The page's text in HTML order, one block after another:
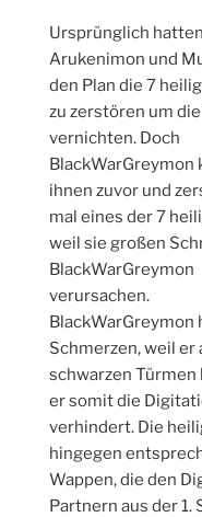
Email:
Die Emailadresse
Ursprünglich hatten
Arukenimon und
den Plan die 7
zu zerstören um
vernichten. Doch
BlackWarGreymon
ihnen zuvor und
mal eines der 7
weil sie großen
BlackWarGreymon
verursachen.
BlackWarGreymon
Schmerzen, weil er
schwarzen
er somit die
verhindert. Die
hingegen
Wappen, die den
Partnern aus der 1.